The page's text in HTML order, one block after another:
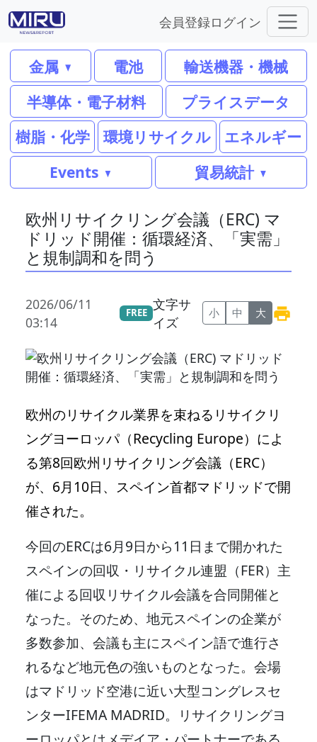
会員登録ログイン
金属 電池
輸送機器・機械
半導体・電子材料
プライスデータ
樹脂・化学
環境リサイクル
エネルギー
Events
貿易統計
欧州リサイクリング会議（ERC) マ
ドリッド開催：循環経済、「実需」
と規制調和を問う
2026/06/11
03:14
FREE
文字サ
イズ
小 中 大
欧州のリサイクル業界を束ねるリサイクリ
ングヨーロッパ（Recycling Europe）によ
る第8回欧州リサイクリング会議（ERC）
が、6月10日、スペイン首都マドリッドで開
催された。
今回のERCは6月9日から11日まで開かれた
スペインの回収・リサイクル連盟（FER）主
催による回収リサイクル会議を合同開催と
なった。そのため、地元スペインの企業が
多数参加、会議も主にスペイン語で進行さ
れるなど地元色の強いものとなった。会場
はマドリッド空港に近い大型コングレスセ
ンターIFEMA MADRID。リサイクリングヨ